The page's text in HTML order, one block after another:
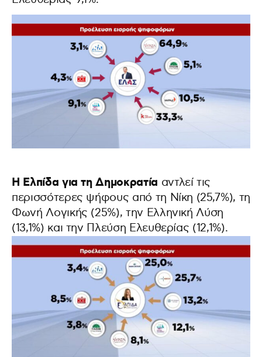
Η Ελπίδα για τη Δημοκρατία αντλεί τις
περισσότερες ψήφους από τη Νίκη (25,7%), τη
Φωνή Λογικής (25%), την Ελληνική Λύση
(13,1%) και την Πλεύση Ελευθερίας (12,1%).